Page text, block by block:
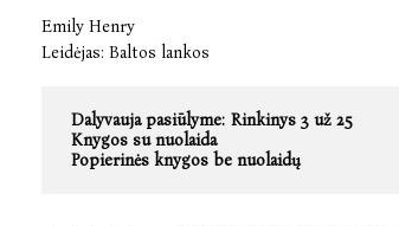
Emily Henry
Leidėjas: Baltos lankos
Dalyvauja pasiūlyme: Rinkinys 3 už 25
Knygos su nuolaida
Popierinės knygos be nuolaidų